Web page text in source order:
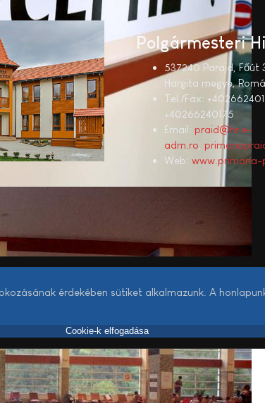
Polgármesteri
537240 Parajd, Főút
Hargita megye,
Tel./Fax:
+40266240175
Email: praid@hr.e-
adm.ro
Web: www.primaria-
érdekében sütiket alkalmazunk. A
Cookie-k elfogadása